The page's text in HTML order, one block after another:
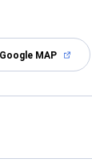
Google MAP